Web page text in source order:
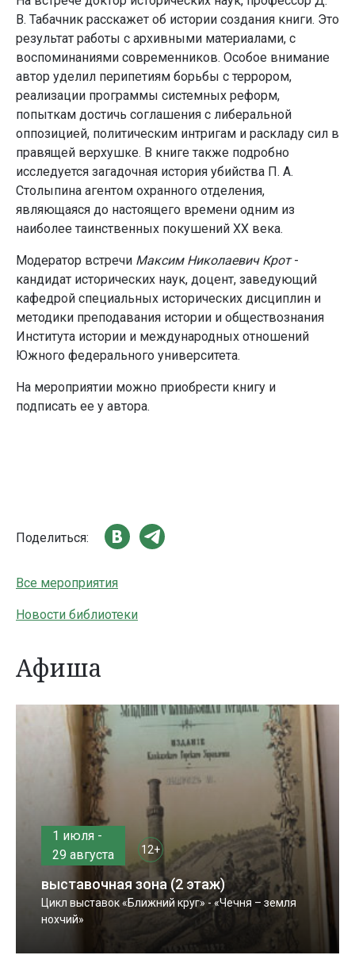
В. Табачник расскажет об истории создания книги. Это
результат работы с архивными материалами, с
воспоминаниями современников. Особое внимание
автор уделил перипетиям борьбы с террором,
реализации программы системных реформ,
попыткам достичь соглашения с либеральной
оппозицией, политическим интригам и раскладу сил в
правящей верхушке. В книге также подробно
исследуется загадочная история убийства П. А.
Столыпина агентом охранного отделения,
являющаяся до настоящего времени одним из
наиболее таинственных покушений XX века.
Модератор встречи Максим Николаевич Крот-
кандидат исторических наук, доцент, заведующий
кафедрой специальных исторических дисциплин и
методики преподавания истории и обществознания
Института истории и международных отношений
Южного федерального университета.
На мероприятии можно приобрести книгу и
подписать ее у автора.
Поделиться:
Все мероприятия
Новости библиотеки
Афиша
1 июля -
29 августа
12+
выставочная зона (2 этаж)
Цикл выставок «Ближний круг» - «Чечня – земля
нохчий»